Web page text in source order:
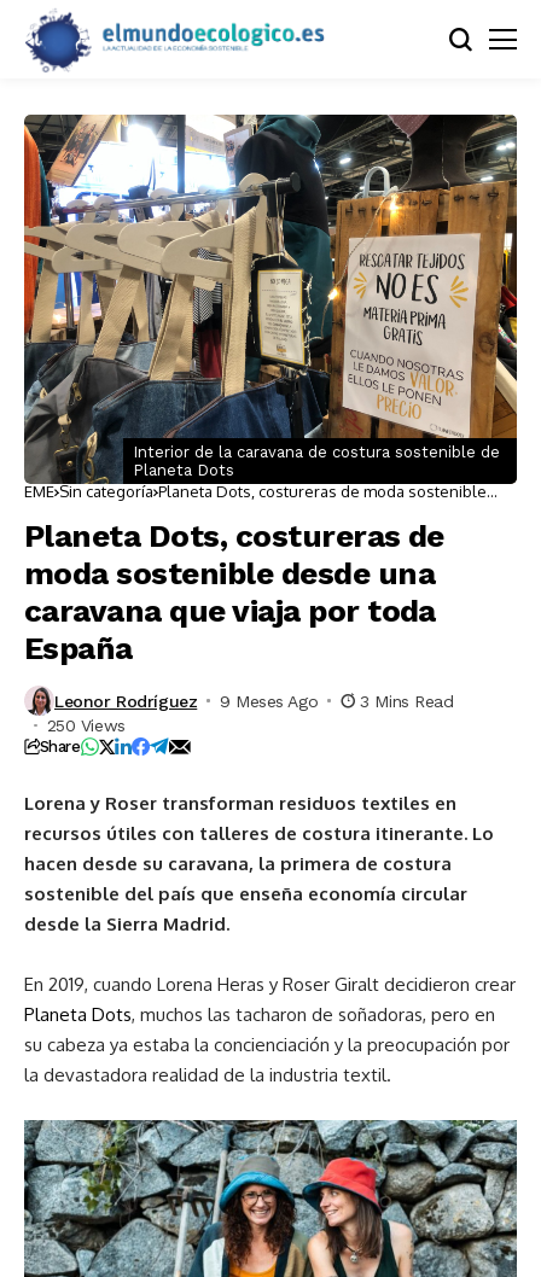
Interior de la caravana de costura sostenible de
Planeta Dots
EME Sin categoría Planeta Dots, costureras de moda sostenible
Planeta Dots, costureras de
moda sostenible desde una
caravana que viaja por toda
España
Leonor Rodríguez 9 Meses Ago
3 Mins Read
250 Views
Share
Lorena y Roser transforman residuos textiles en
recursos útiles con talleres de costura itinerante. Lo
hacen desde su caravana, la primera de costura
sostenible del país que enseña economía circular
desde la Sierra Madrid.
En 2019, cuando Lorena Heras y Roser Giralt decidieron crear
Planeta Dots, muchos las tacharon de soñadoras, pero en
su cabeza ya estaba la concienciación y la preocupación por
la devastadora realidad de la industria textil.